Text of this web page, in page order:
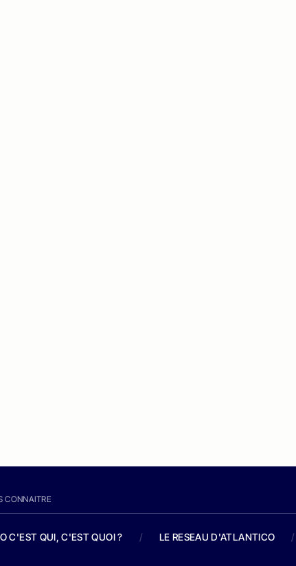
CONNAITRE
C'EST QUI, C'EST QUOI ? / LE RESEAU D'ATLANTICO /